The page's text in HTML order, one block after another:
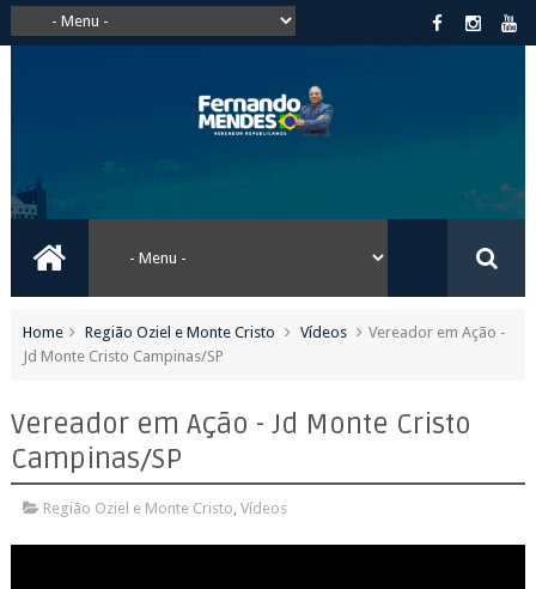
Home Região Oziel e Monte Cristo Vídeos
Vereador em Ação -
Jd Monte Cristo Campinas/SP
Vereador em Ação - Jd Monte Cristo
Campinas/SP
Região Oziel e Monte Cristo, Vídeos